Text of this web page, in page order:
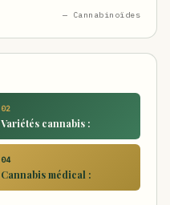
— Cannabinoïdes
02
Variétés cannabis :
04
Cannabis médical :